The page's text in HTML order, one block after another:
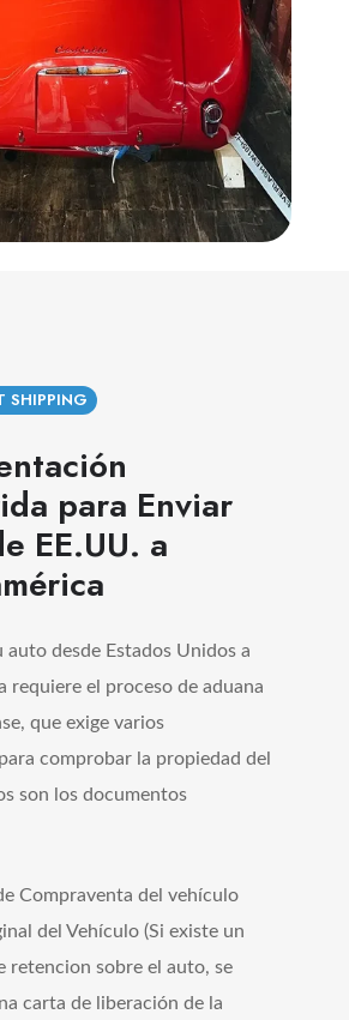
SHIPPING
para Enviar
EE.UU. a
auto desde Estados Unidos a
requiere el proceso de aduana
que exige varios
comprobar la propiedad del
son los documentos
Compraventa del vehículo
del Vehículo (Si existe un
retencion sobre el auto, se
carta de liberación de la